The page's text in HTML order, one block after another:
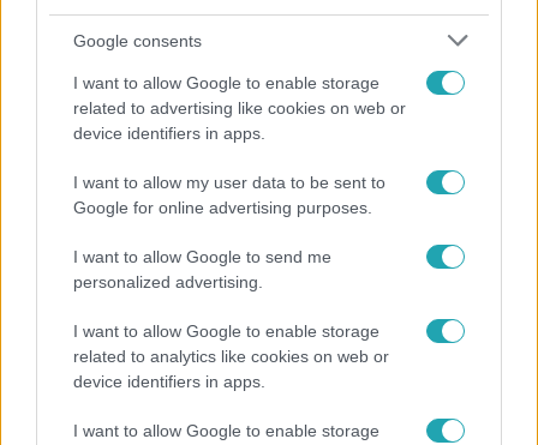
Google consents
I want to allow Google to enable storage
related to advertising like cookies on web or
device identifiers in apps.
I want to allow my user data to be sent to
Google for online advertising purposes.
I want to allow Google to send me
personalized advertising.
I want to allow Google to enable storage
related to analytics like cookies on web or
device identifiers in apps.
I want to allow Google to enable storage
6:00
Miért sújtja Magyarországot a meteorológusok
által vártnál nagyobb hőség?